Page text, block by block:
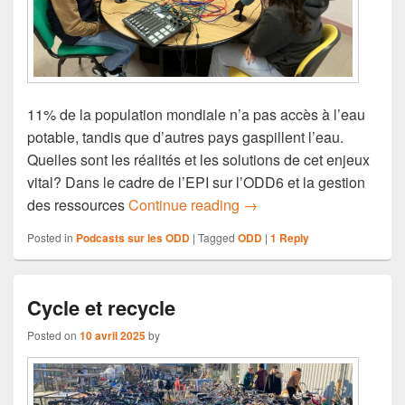
11% de la population mondiale n’a pas accès à l’eau
potable, tandis que d’autres pays gaspillent l’eau.
Quelles sont les réalités et les solutions de cet enjeux
vital? Dans le cadre de l’EPI sur l’ODD6 et la gestion
des ressourcesContinue reading EPI 5ème « L’eau pour
→
Posted in Podcasts sur les ODD | Tagged ODD | 1 Reply
Cycle et recycle
Posted on 10 avril 2025by